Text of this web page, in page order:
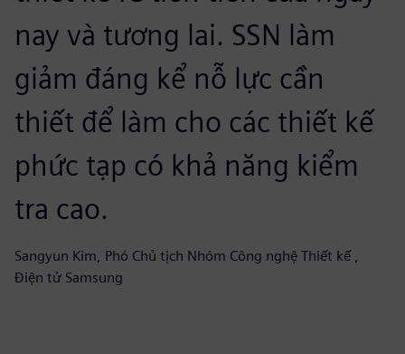
nay và tương lai. SSN làm
giảm đáng kể nỗ lực cần
thiết để làm cho các thiết kế
phức tạp có khả năng kiểm
tra cao.
Sangyun Kim, Phó Chủ tịch Nhóm Công nghệ Thiết kế ,
Điện tử Samsung